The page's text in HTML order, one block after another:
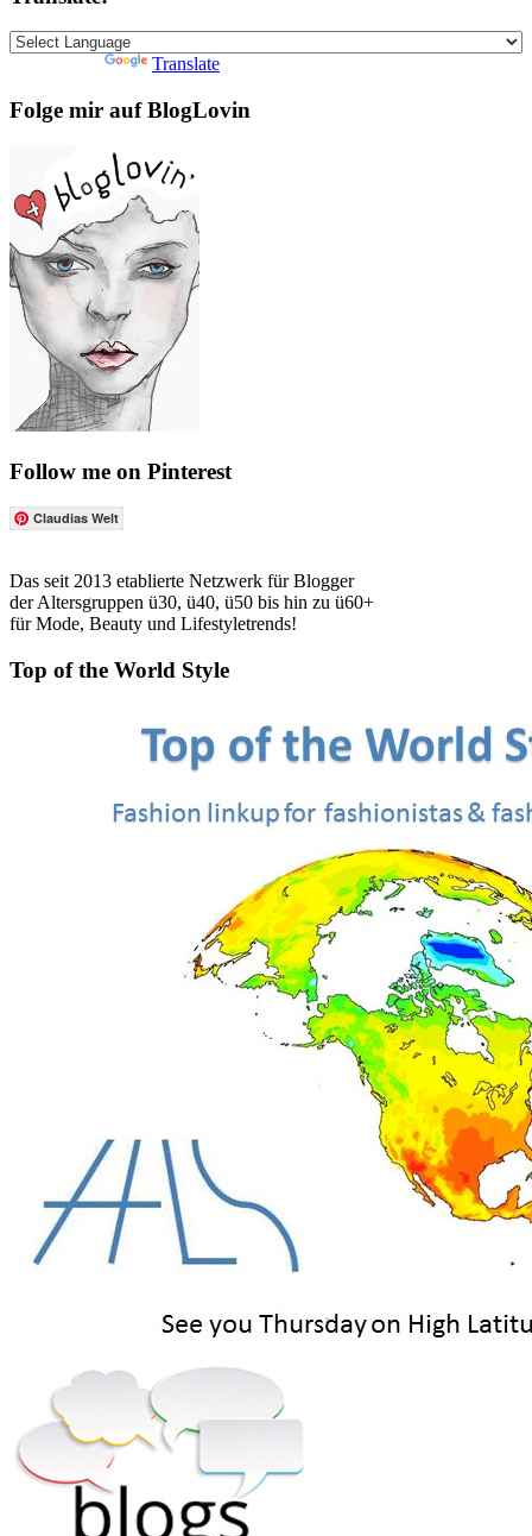
Translate
Folge mir auf BlogLovin
Follow me on Pinterest
Claudias Welt
Das seit 2013 etablierte Netzwerk für Blogger
der Altersgruppen ü30, ü40, ü50 bis hin zu ü60+
für Mode, Beauty und Lifestyletrends!
Top of the World Style